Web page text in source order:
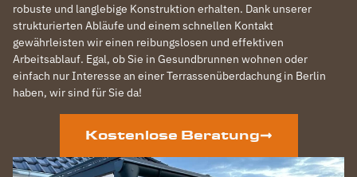
robuste und langlebige Konstruktion erhalten. Dank unserer
strukturierten Abläufe und einem schnellen Kontakt
gewährleisten wir einen reibungslosen und effektiven
Arbeitsablauf. Egal, ob Sie in Gesundbrunnen wohnen oder
einfach nur Interesse an einer Terrassenüberdachung in Berlin
haben, wir sind für Sie da!
Kostenlose Beratung